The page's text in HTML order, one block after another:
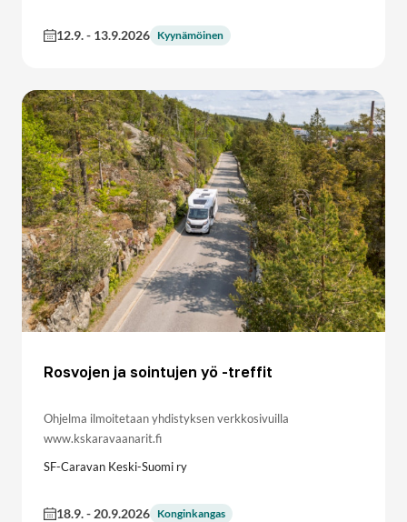
12.9.- 13.9.2026 Kyynämöinen
Rosvojen ja sointujen yö -treffit
Ohjelma ilmoitetaan yhdistyksen verkkosivuilla
www.kskaravaanarit.fi
SF-Caravan Keski-Suomi ry
18.9.- 20.9.2026 Konginkangas